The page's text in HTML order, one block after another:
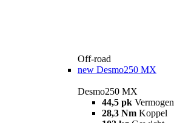
Off-road
new Desmo250 MX
Desmo250 MX
44,5 pk Vermogen
28,3 Nm Koppel